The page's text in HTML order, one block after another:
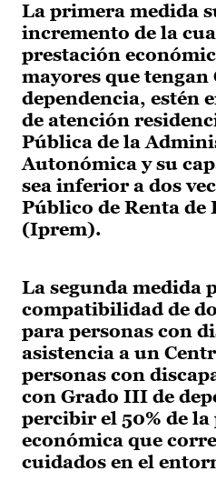
La primera medida
incremento de la
prestación
mayores que tengan
dependencia, estén
de atención
Pública de la
Autonómica y su
sea inferior a dos
Público de Renta de
(Iprem).
La segunda medida
compatibilidad de
para personas con
asistencia a un
personas con
con Grado III de
percibir el 50% de
económica que
cuidados en el